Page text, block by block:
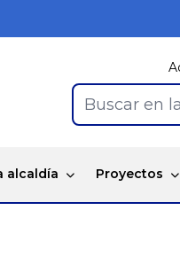
Buscar en
alcaldía Proyectos